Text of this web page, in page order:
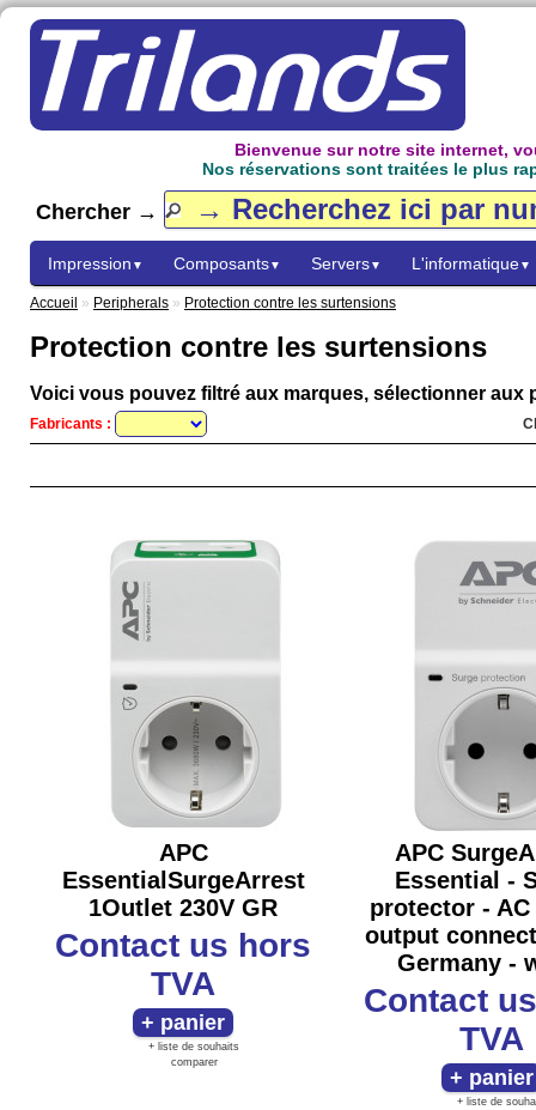
Bienvenue sur notre site internet,
Nos réservations sont traitées le plus
Chercher →
Impression ▼ Composants▼ Servers▼ L'informatique▼
Accueil » Peripherals » Protection contre les surtensions
Protection contre les surtensions
Voici vous pouvez filtré aux marques, sélectionner aux
Fabricants :
APC
EssentialSurgeArrest
1Outlet 230V GR
Contact us hors
TVA
+ liste de souhaits
comparer
APC
Essential -
protector - AC
output
Germany -
Contact
TVA
+ liste de